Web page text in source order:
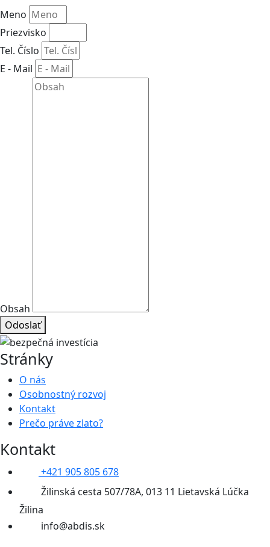
Meno
Priezvisko
Tel. Číslo
E - Mail
Obsah
Odoslať
Stránky
O nás
Osobnostný rozvoj
Kontakt
Prečo práve zlato?
Kontakt
+421 905 805 678
Žilinská cesta 507/78A, 013 11 Lietavská Lúčka
Žilina
info@abdis.sk